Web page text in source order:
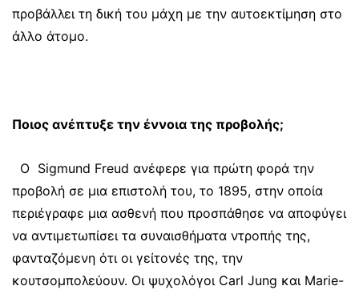
προβάλλει τη δική του μάχη με την αυτοεκτίμηση στο
άλλο άτομο.
Ποιος ανέπτυξε την έννοια της προβολής;
Ο Sigmund Freud ανέφερε για πρώτη φορά την
προβολή σε μια επιστολή του, το 1895, στην οποία
περιέγραφε μια ασθενή που προσπάθησε να αποφύγει
να αντιμετωπίσει τα συναισθήματα ντροπής της,
φανταζόμενη ότι οι γείτονές της, την
κουτσομπολεύουν. Οι ψυχολόγοι Carl Jung και Marie-